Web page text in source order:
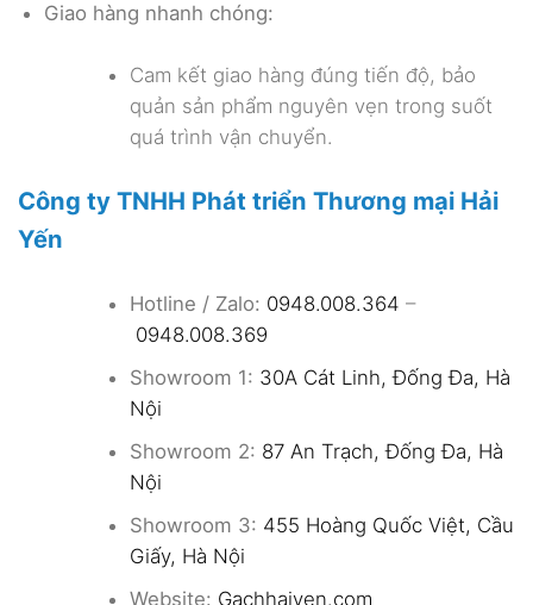
Giao hàng nhanh chóng:
Cam kết giao hàng đúng tiến độ, bảo
quản sản phẩm nguyên vẹn trong suốt
quá trình vận chuyển.
Công ty TNHH Phát triển Thương mại Hải
Yến
Hotline / Zalo: 0948.008.364 –
0948.008.369
Showroom 1: 30A Cát Linh, Đống Đa, Hà
Nội
Showroom 2: 87 An Trạch, Đống Đa, Hà
Nội
Showroom 3: 455 Hoàng Quốc Việt, Cầu
Giấy, Hà Nội
Website: Gachhaiyen.com